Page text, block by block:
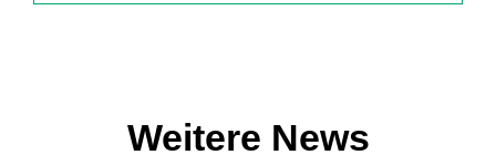
Weitere News